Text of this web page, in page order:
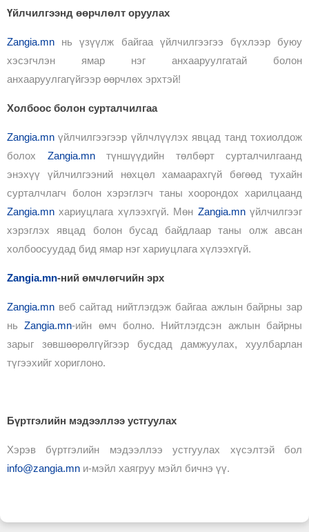
Үйлчилгээнд өөрчлөлт оруулах
Zangia.mn нь үзүүлж байгаа үйлчилгээгээ бүхлээр буюу
хэсэгчлэн ямар нэг анхааруулгатай болон
анхааруулгагүйгээр өөрчлөх эрхтэй!
Холбоос болон сурталчилгаа
Zangia.mn үйлчилгээгээр үйлчлүүлэх явцад танд тохиолдож
болох Zangia.mnтүншүүдийн төлбөрт сурталчилгаанд
энэхүү үйлчилгээний нөхцөл хамаарахгүй бөгөөд тухайн
сурталчлагч болон хэрэглэгч таны хоорондох харилцаанд
Zangia.mn хариуцлага хүлээхгүй. Мөн Zangia.mnүйлчилгээг
хэрэглэх явцад болон бусад байдлаар таны олж авсан
холбоосуудад бид ямар нэг хариуцлага хүлээхгүй.
Zangia.mn-ний өмчлөгчийн эрх
Zangia.mn веб сайтад нийтлэгдэж байгаа ажлын байрны зар
ньZangia.mn-ийн өмч болно. Нийтлэгдсэн ажлын байрны
зарыг зөвшөөрөлгүйгээр бусдад дамжуулах, хуулбарлан
түгээхийг хориглоно.
Бүртгэлийн мэдээллээ устгуулах
Хэрэв бүртгэлийн мэдээллээ устгуулах хүсэлтэй бол
info@zangia.mn и-мэйл хаягруу мэйл бичнэ үү.